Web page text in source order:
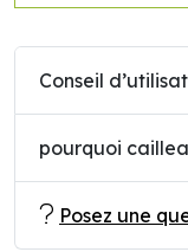
Conseil
pourquoi
Posez une